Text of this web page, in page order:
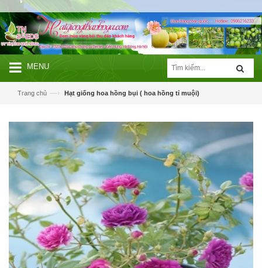
MENU
Trang chủ —› Hạt giống hoa hồng bụi ( hoa hồng tỉ muội)